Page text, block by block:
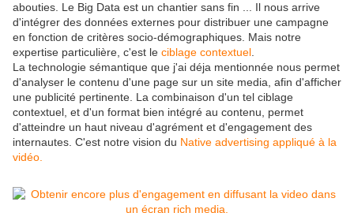
abouties. Le Big Data est un chantier sans fin ... Il nous arrive
d'intégrer des données externes pour distribuer une campagne
en fonction de critères socio-démographiques. Mais notre
expertise particulière, c'est le ciblage contextuel
La technologie sémantique que j'ai déja mentionnée nous permet
d'analyser le contenu d'une page sur un site media, afin d'afficher
une publicité pertinente. La combinaison d'un tel ciblage
contextuel, et d'un format bien intégré au contenu, permet
d'atteindre un haut niveau d'agrément et d'engagement des
internautes. C'est notre vision du Native advertising appliqué à la
vidéo.